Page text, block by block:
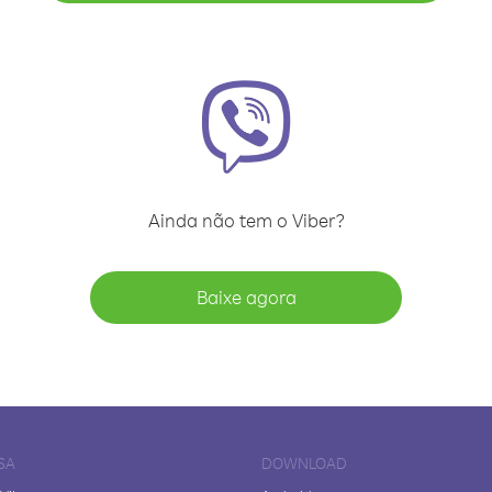
Ainda não tem o Viber?
Baixe agora
DOWNLOAD